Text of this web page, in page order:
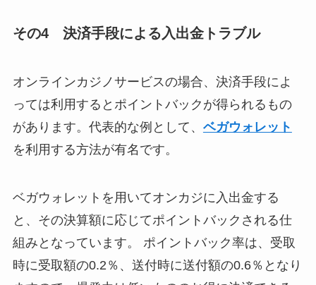
その4 決済手段による入出金トラブル
オンラインカジノサービスの場合、決済手段によ
っては利用するとポイントバックが得られるもの
があります。代表的な例として、 ベガウォレット
を利用する方法が有名です。
ベガウォレットを用いてオンカジに入出金する
と、その決算額に応じてポイントバックされる仕
組みとなっています。 ポイントバック率は、受取
時に受取額の0.2％、送付時に送付額の0.6％となり